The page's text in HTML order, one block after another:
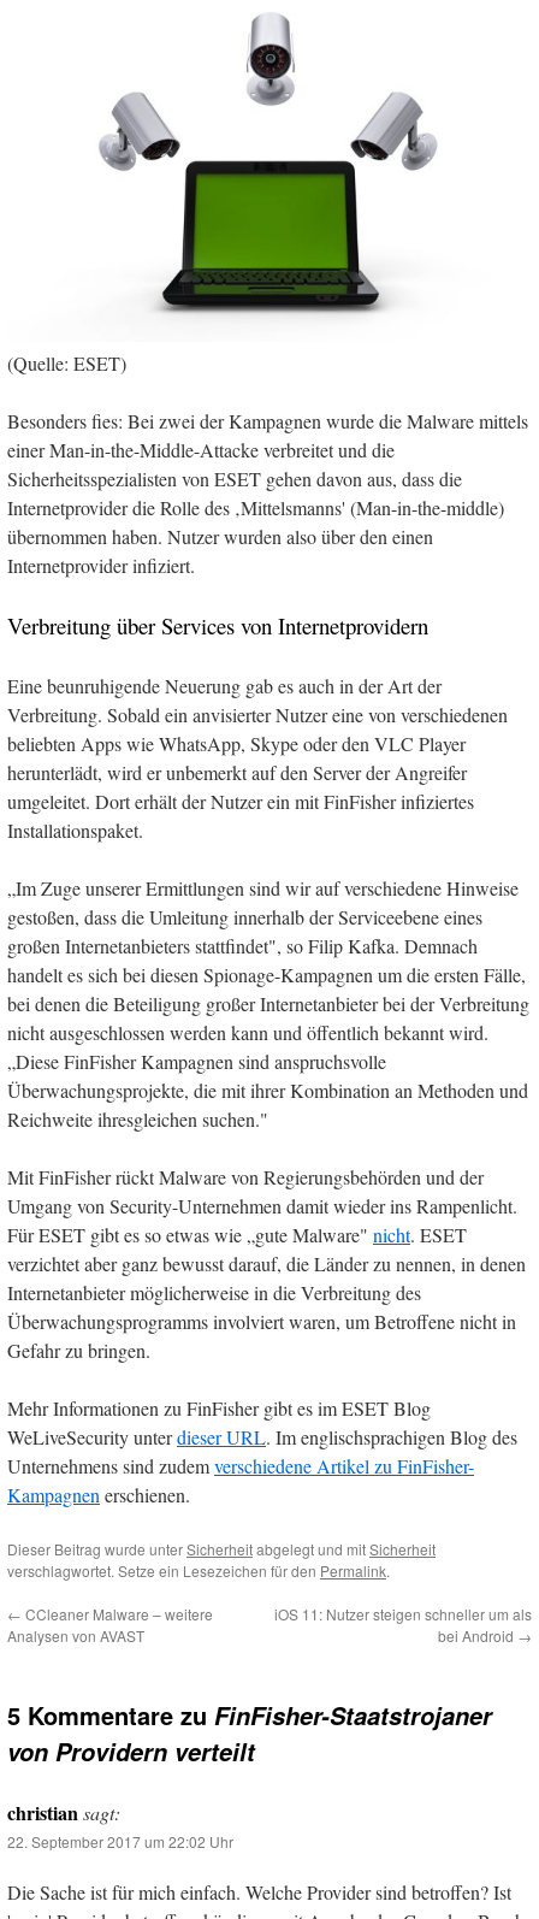
(Quelle: ESET)
Besonders fies: Bei zwei der Kampagnen wurde die Malware mittels
einer Man-in-the-Middle-Attacke verbreitet und die
Sicherheitsspezialisten von ESET gehen davon aus, dass die
Internetprovider die Rolle des ‚Mittelsmanns' (Man-in-the-middle)
übernommen haben. Nutzer wurden also über den einen
Internetprovider infiziert.
Verbreitung über Services von Internetprovidern
Eine beunruhigende Neuerung gab es auch in der Art der
Verbreitung. Sobald ein anvisierter Nutzer eine von verschiedenen
beliebten Apps wie WhatsApp, Skype oder den VLC Player
herunterlädt, wird er unbemerkt auf den Server der Angreifer
umgeleitet. Dort erhält der Nutzer ein mit FinFisher infiziertes
Installationspaket.
„Im Zuge unserer Ermittlungen sind wir auf verschiedene Hinweise
gestoßen, dass die Umleitung innerhalb der Serviceebene eines
großen Internetanbieters stattfindet", so Filip Kafka. Demnach
handelt es sich bei diesen Spionage-Kampagnen um die ersten Fälle,
bei denen die Beteiligung großer Internetanbieter bei der Verbreitung
nicht ausgeschlossen werden kann und öffentlich bekannt wird.
„Diese FinFisher Kampagnen sind anspruchsvolle
Überwachungsprojekte, die mit ihrer Kombination an Methoden und
Reichweite ihresgleichen suchen."
Mit FinFisher rückt Malware von Regierungsbehörden und der
Umgang von Security-Unternehmen damit wieder ins Rampenlicht.
Für ESET gibt es so etwas wie „gute Malware" nicht. ESET
verzichtet aber ganz bewusst darauf, die Länder zu nennen, in denen
Internetanbieter möglicherweise in die Verbreitung des
Überwachungsprogramms involviert waren, um Betroffene nicht in
Gefahr zu bringen.
Mehr Informationen zu FinFisher gibt es im ESET Blog
WeLiveSecurity unterdieser URL. Im englischsprachigen Blog des
Unternehmens sind zudemverschiedene Artikel zu FinFisher-
Kampagnen erschienen.
Dieser Beitrag wurde unterSicherheitabgelegt und mitSicherheit
verschlagwortet. Setze ein Lesezeichen für den Permalink.
← CCleaner Malware – weitere
Analysen von AVAST
iOS 11: Nutzer steigen schneller um als
bei Android →
5 Kommentare zu FinFisher-Staatstrojaner
von Providern verteilt
christiansagt:
22. September 2017 um 22:02 Uhr
Die Sache ist für mich einfach. Welche Provider sind betroffen? Ist